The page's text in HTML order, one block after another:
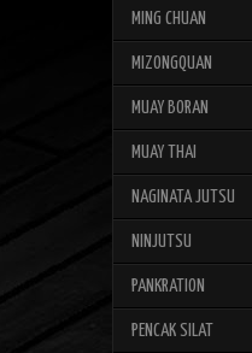
MING CHUAN
MIZONGQUAN
MUAY BORAN
MUAY THAI
NAGINATA JUTSU
NINJUTSU
PANKRATION
PENCAK SILAT